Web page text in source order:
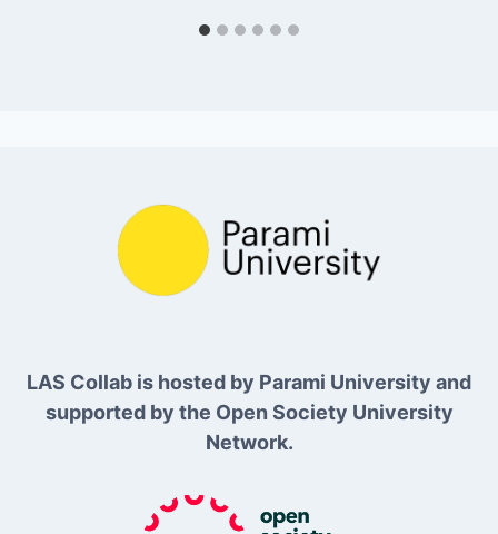
LAS Collab is hosted by Parami University and
supported by the Open Society University
Network.